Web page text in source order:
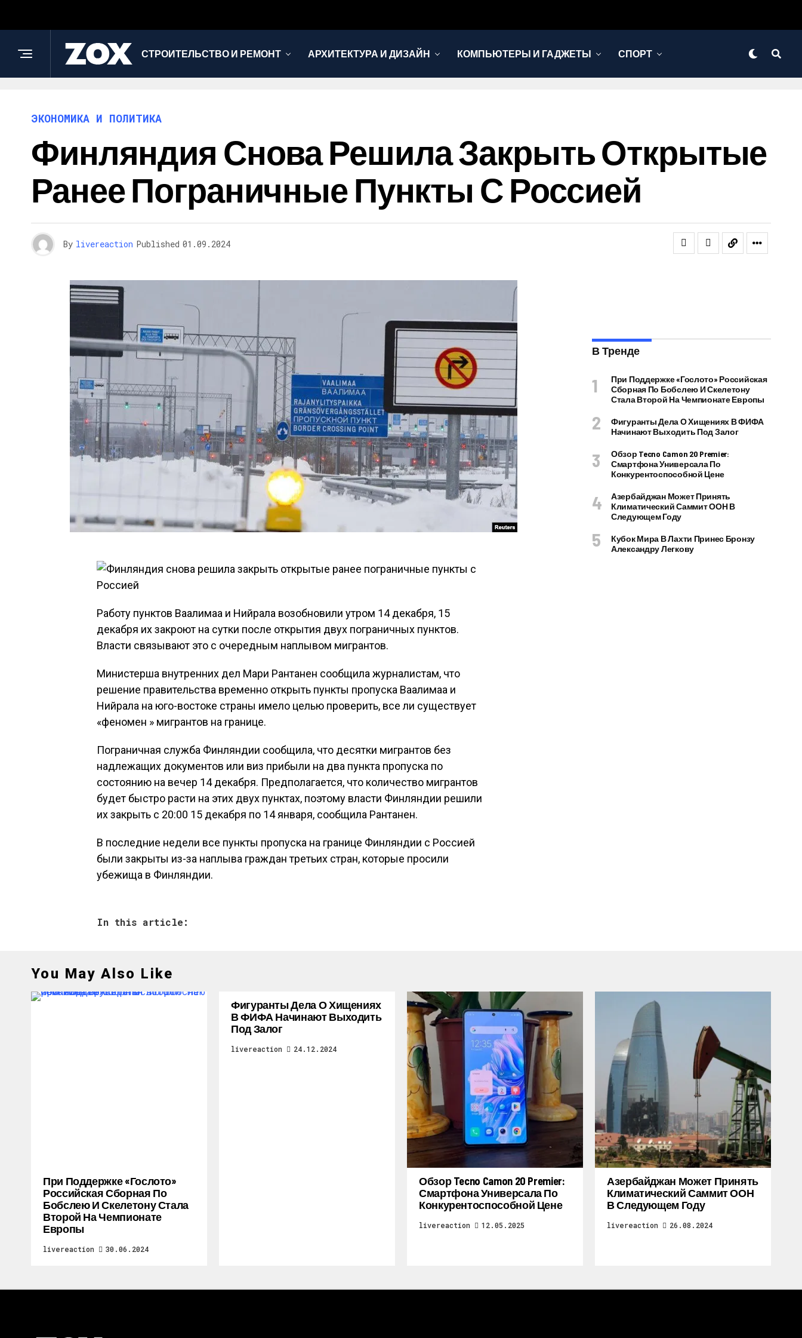
СТРОИТЕЛЬСТВО И РЕМОНТ АРХИТЕКТУРА И ДИЗАЙН КОМПЬЮТЕРЫ И ГАДЖЕТЫ СПОРТ
ЭКОНОМИКА И ПОЛИТИКА
Финляндия Снова Решила Закрыть Открытые
Ранее Пограничные Пункты С Россией
By livereaction Published 01.09.2024
Работу пунктов Ваалимаа и Нийрала возобновили утром 14 декабря, 15
декабря их закроют на сутки после открытия двух пограничных пунктов.
Власти связывают это с очередным наплывом мигрантов.
Министерша внутренних дел Мари Рантанен сообщила журналистам, что
решение правительства временно открыть пункты пропуска Ваалимаа и
Нийрала на юго-востоке страны имело целью проверить, все ли существует
«феномен » мигрантов на границе.
Пограничная служба Финляндии сообщила, что десятки мигрантов без
надлежащих документов или виз прибыли на два пункта пропуска по
состоянию на вечер 14 декабря. Предполагается, что количество мигрантов
будет быстро расти на этих двух пунктах, поэтому власти Финляндии решили
их закрыть с 20:00 15 декабря по 14 января, сообщила Рантанен.
В последние недели все пункты пропуска на границе Финляндии с Россией
были закрыты из-за наплыва граждан третьих стран, которые просили
убежища в Финляндии.
In this article:
В Тренде
При Поддержке «Гослото» Российская
Сборная По Бобслею И Скелетону
Стала Второй На Чемпионате Европы
Фигуранты Дела О Хищениях В ФИФА
Начинают Выходить Под Залог
Обзор Tecno Camon 20 Premier:
Смартфона Универсала По
Конкурентоспособной Цене
Азербайджан Может Принять
Климатический Саммит ООН В
Следующем Году
Кубок Мира В Лахти Принес Бронзу
Александру Легкову
You May Also Like
При Поддержке «Гослото»
Российская Сборная По
Бобслею И Скелетону Стала
Второй На Чемпионате
Европы
livereaction 30.06.2024
Фигуранты Дела О Хищениях
В ФИФА Начинают Выходить
Под Залог
livereaction 24.12.2024
Обзор Tecno Camon 20 Premier:
Смартфона Универсала По
Конкурентоспособной Цене
livereaction 12.05.2025
Азербайджан Может Принять
Климатический Саммит ООН
В Следующем Году
livereaction 26.08.2024